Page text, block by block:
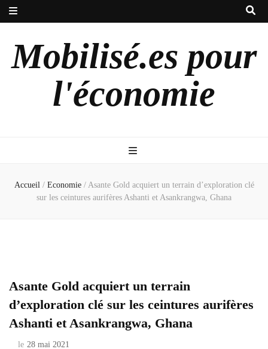
Mobilisé.es pour
l'économie
Accueil / Economie / Asante Gold acquiert un terrain d’exploration clé
sur les ceintures aurifères Ashanti et Asankrangwa, Ghana
Asante Gold acquiert un terrain
d’exploration clé sur les ceintures aurifères
Ashanti et Asankrangwa, Ghana
le 28 mai 2021